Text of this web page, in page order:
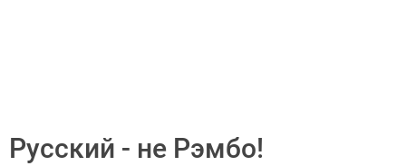
Русский - не Рэмбо!